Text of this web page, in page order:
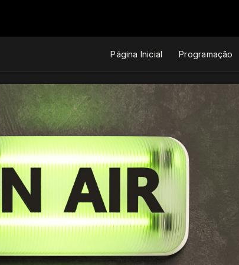
Página Inicial Programação